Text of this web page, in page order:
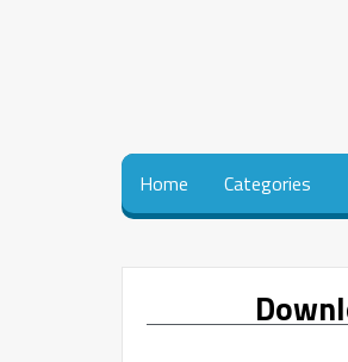
Home Categories